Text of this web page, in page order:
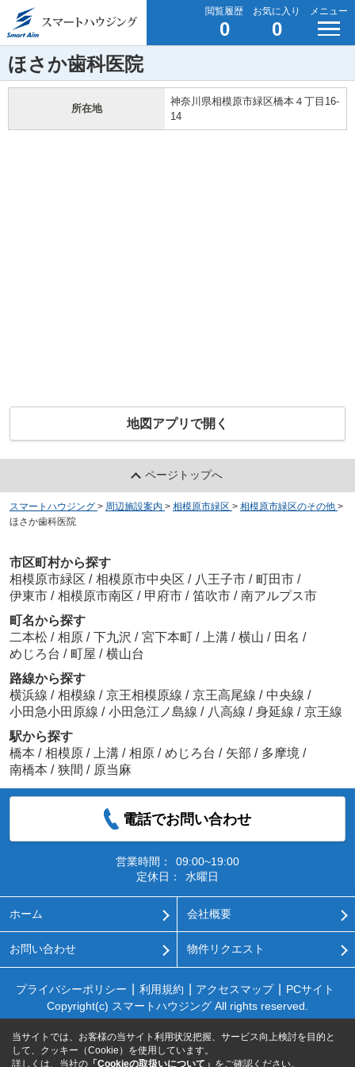
閲覧履歴
0
お気に入り
0
メニュー
ほさか歯科医院
所在地
神奈川県相模原市緑区橋本４丁目16-
14
地図アプリで開く
ページトップへ
スマートハウジング > 周辺施設案内 > 相模原市緑区 > 相模原市緑区のその他 >
ほさか歯科医院
市区町村から探す
相模原市緑区 / 相模原市中央区 / 八王子市 / 町田市 /
伊東市 / 相模原市南区 / 甲府市 / 笛吹市 / 南アルプス市
町名から探す
二本松 / 相原 / 下九沢 / 宮下本町 / 上溝 / 横山 / 田名 /
めじろ台 / 町屋 / 横山台
路線から探す
横浜線 / 相模線 / 京王相模原線 / 京王高尾線 / 中央線 /
小田急小田原線 / 小田急江ノ島線 / 八高線 / 身延線 / 京王線
駅から探す
橋本 / 相模原 / 上溝 / 相原 / めじろ台 / 矢部 / 多摩境 /
南橋本 / 狭間 / 原当麻
電話でお問い合わせ
営業時間：
09:00~19:00
定休日：
水曜日
ホーム 会社概要
お問い合わせ 物件リクエスト
プライバシーポリシー 利用規約 アクセスマップ
PCサイト
Copyright(c) スマートハウジング All rights reserved.
当サイトでは、お客様の当サイト利用状況把握、サービス向上検討を目的と
して、クッキー（Cookie）を使用しています。
詳しくは、当社の 「Cookieの取扱いについて」 をご確認ください。